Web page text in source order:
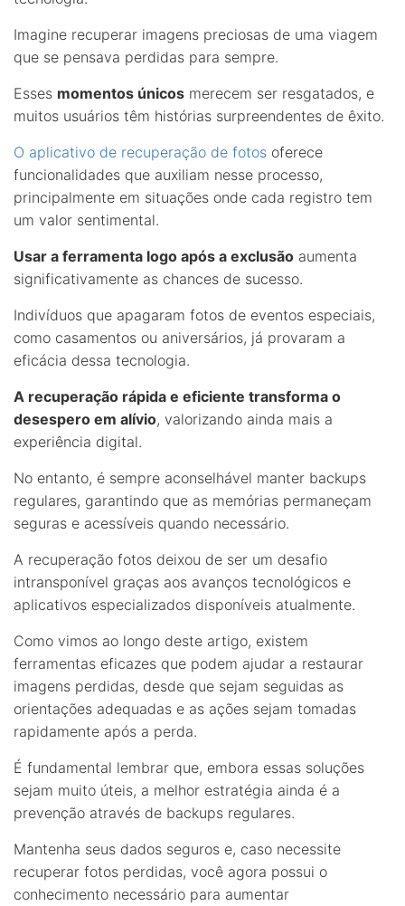
Imagine recuperar imagens preciosas de uma viagem
que se pensava perdidas para sempre.
Esses momentos únicos merecem ser resgatados, e
muitos usuários têm histórias surpreendentes de êxito.
O aplicativo de recuperação de fotos oferece
funcionalidades que auxiliam nesse processo,
principalmente em situações onde cada registro tem
um valor sentimental.
Usar a ferramenta logo após a exclusão aumenta
significativamente as chances de sucesso.
Indivíduos que apagaram fotos de eventos especiais,
como casamentos ou aniversários, já provaram a
eficácia dessa tecnologia.
A recuperação rápida e eficiente transforma o
desespero em alívio, valorizando ainda mais a
experiência digital.
No entanto, é sempre aconselhável manter backups
regulares, garantindo que as memórias permaneçam
seguras e acessíveis quando necessário.
A recuperação fotos deixou de ser um desafio
intransponível graças aos avanços tecnológicos e
aplicativos especializados disponíveis atualmente.
Como vimos ao longo deste artigo, existem
ferramentas eficazes que podem ajudar a restaurar
imagens perdidas, desde que sejam seguidas as
orientações adequadas e as ações sejam tomadas
rapidamente após a perda.
É fundamental lembrar que, embora essas soluções
sejam muito úteis, a melhor estratégia ainda é a
prevenção através de backups regulares.
Mantenha seus dados seguros e, caso necessite
recuperar fotos perdidas, você agora possui o
conhecimento necessário para aumentar